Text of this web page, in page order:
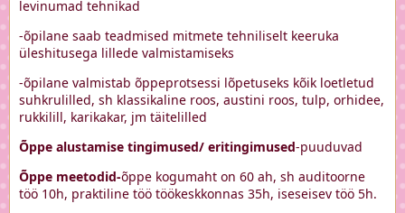
levinumad tehnikad
-õpilane saab teadmised mitmete tehniliselt keeruka
üleshitusega lillede valmistamiseks
-õpilane valmistab õppeprotsessi lõpetuseks kõik loetletud
suhkrulilled, sh klassikaline roos, austini roos, tulp, orhidee,
rukkilill, karikakar, jm täitelilled
Õppe alustamise tingimused/ eritingimused-puuduvad
Õppe meetodid-õppe kogumaht on 60 ah, sh auditoorne
töö 10h, praktiline töö töökeskkonnas 35h, iseseisev töö 5h.